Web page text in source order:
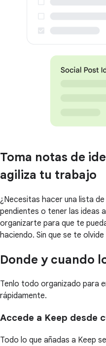
Toma notas de
agiliza tu trabajo
¿Necesitas hacer una lista
pendientes o tener las ideas
organizarte para que te
haciendo. Sin que se te olvide
Donde y cuando
Tenlo todo organizado para
rápidamente.
Accede a Keep desde
Todo lo que añadas a Keep